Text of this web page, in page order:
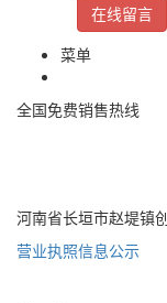
在线留言
菜单
全国免费销售热线
河南省长垣市赵堤镇
营业执照信息公示